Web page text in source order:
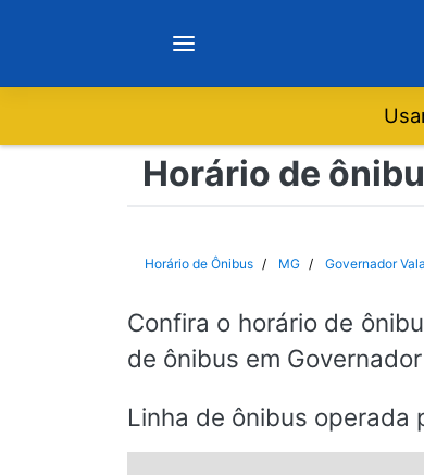
Notícias
São Paulo
Rio de Janeiro
Horário de
Horário de Ônibus MG Governador
Confira o horário de
de ônibus em
Linha de ônibus operada